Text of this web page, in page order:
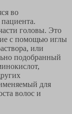
во
головы. Это
с помощью иглы
или
подобранный
для
волос и